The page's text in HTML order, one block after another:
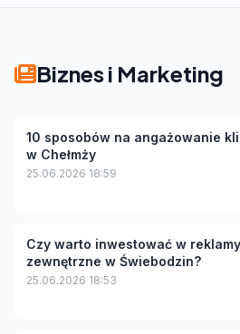
Biznes i Marketing
10 sposobów na angażowanie
w Chełmży
25.06.2026 18:59
Czy warto inwestować w reklamy
zewnętrzne w Świebodzin?
25.06.2026 18:53